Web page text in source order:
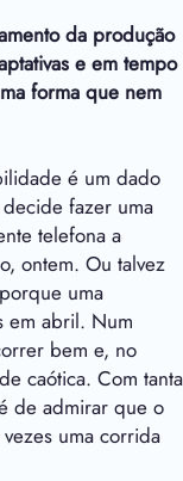
da produção
e em tempo
forma que nem
é um dado
fazer uma
telefona a
ontem. Ou talvez
uma
em abril. Num
bem e, no
caótica. Com tanta
de admirar que o
uma corrida